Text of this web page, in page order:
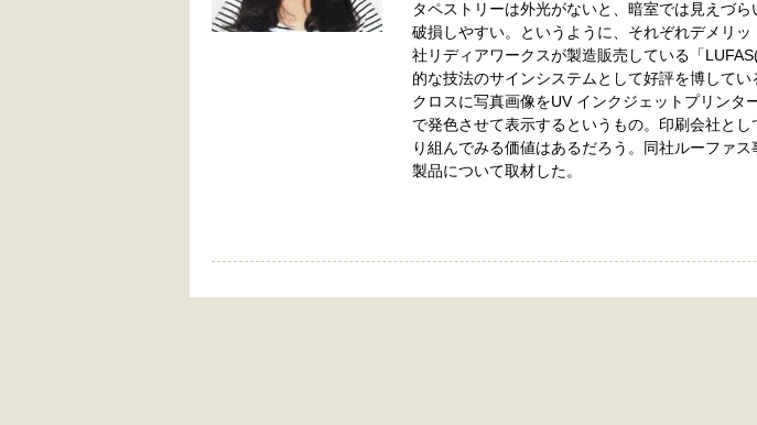
タペストリーは外光がないと、暗室では見えづ
破損しやすい。というように、それぞれデメリ
社リディアワークスが製造販売している「
的な技法のサインシステムとして好評を博して
クロスに写真画像をUV インクジェットプリンタ
で発色させて表示するというもの。印刷会社とし
り組んでみる価値はあるだろう。同社ルーファス
製品について取材した。